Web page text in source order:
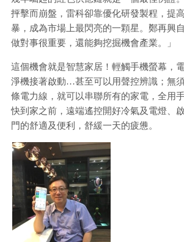
抨擊而崩盤，雷科卻靠優化研發製程，提
暴，成為市場上最閃亮的一顆星。鄭再興
做對事很重要，還能夠挖掘機會產業。」
這個機會就是智慧家居！輕觸手機螢幕，
淨機接著啟動…甚至可以用聲控辨識；無
條電力線，就可以串聯所有的家電，全用
快到家之前，遠端遙控開好冷氣及電燈、
門的舒適及便利，舒緩一天的疲憊。